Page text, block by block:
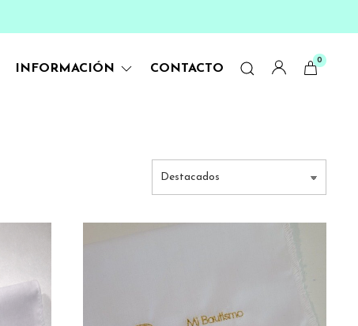
INFORMACIÓN CONTACTO
0